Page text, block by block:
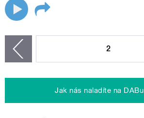
2
Jak nás naladíte na DABu